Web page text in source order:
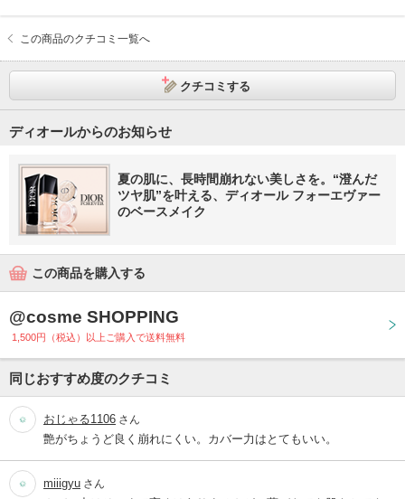
この商品のクチコミ一覧へ
クチコミする
ディオールからのお知らせ
夏の肌に、長時間崩れない美しさを。“澄んだ
ツヤ肌”を叶える、ディオール フォーエヴァー
のベースメイク
この商品を購入する
@cosme SHOPPING
1,500円（税込）以上ご購入で送料無料
同じおすすめ度のクチコミ
おじゃる1106 さん
艶がちょうど良く崩れにくい。カバー力はとてもいい。
miiigyu さん